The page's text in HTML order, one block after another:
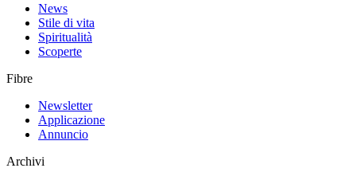
News
Stile di vita
Spiritualità
Scoperte
Fibre
Newsletter
Applicazione
Annuncio
Archivi